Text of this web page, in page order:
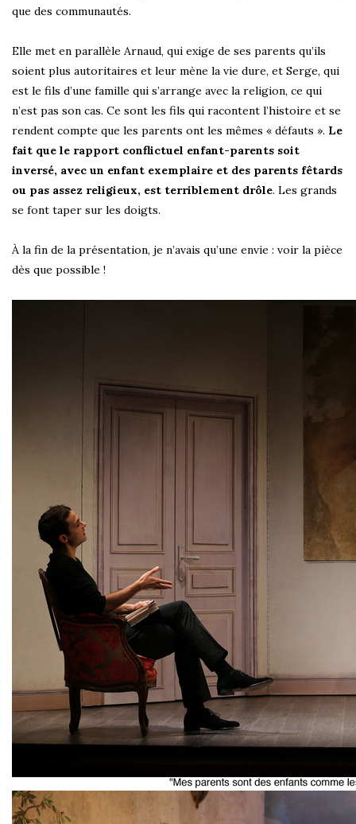
que des communautés.
Elle met en parallèle Arnaud, qui exige de ses parents qu’ils
soient plus autoritaires et leur mène la vie dure, et Serge, qui
est le fils d’une famille qui s’arrange avec la religion, ce qui
n’est pas son cas. Ce sont les fils qui racontent l’histoire et se
rendent compte que les parents ont les mêmes « défauts ». Le
fait que le rapport conflictuel enfant-parents soit
inversé, avec un enfant exemplaire et des parents fêtards
ou pas assez religieux, est terriblement drôle. Les grands
se font taper sur les doigts.
À la fin de la présentation, je n’avais qu’une envie : voir la pièce
dès que possible !